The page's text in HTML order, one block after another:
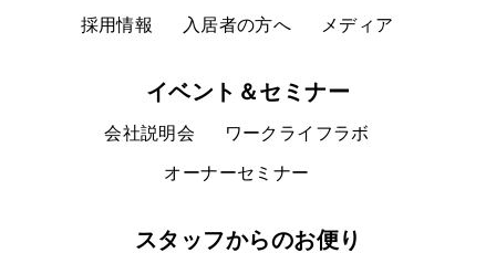
採用情報 入居者の方へ メディア
イベント＆セミナー
会社説明会 ワークライフラボ
オーナーセミナー
スタッフからのお便り